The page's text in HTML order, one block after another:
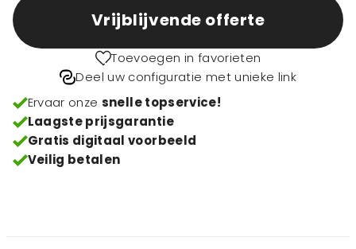
Vrijblijvende offerte
Toevoegen in favorieten
Deel uw configuratie met unieke link
Ervaar onze snelle topservice!
Laagste prijsgarantie
Gratis digitaal voorbeeld
Veilig betalen